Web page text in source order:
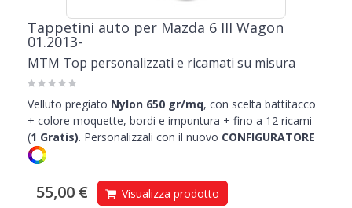
Tappetini auto per Mazda 6 III Wagon
01.2013-
MTM Top personalizzati e ricamati su misura
Velluto pregiato Nylon 650 gr/mq, con scelta battitacco
+ colore moquette, bordi e impuntura + fino a 12 ricami
(1 Gratis). Personalizzali con il nuovo CONFIGURATORE
55,00 € Visualizza prodotto